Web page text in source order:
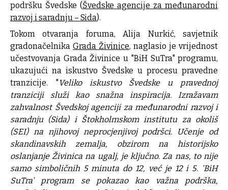
podršku Švedske (Švedske agencije za međunarodni
razvoj i saradnju – Sida).
Tokom otvaranja foruma, Alija Nurkić, savjetnik
gradonačelnika Grada Živinice, naglasio je vrijednost
učestvovanja Grada Živinice u "BiH SuTra" programu,
ukazujući na iskustvo Švedske u procesu pravedne
tranzicije. "Veliko iskustvo Švedske u pravednoj
tranziciji služi kao snažna inspiracija. Izražavam
zahvalnost Švedskoj agenciji za međunarodni razvoj i
saradnju (Sida) i Štokholmskom institutu za okoliš
(SEI) na njihovoj neprocjenjivoj podršci. Učenje od
skandinavskih zemalja, obzirom na historijsko
oslanjanje Živinica na ugalj, je ključno. Za nas, to nije
samo simboličnih 5 minuta do 12, već je 12 i 5. 'BiH
SuTra' program se pokazao kao važna podrška,